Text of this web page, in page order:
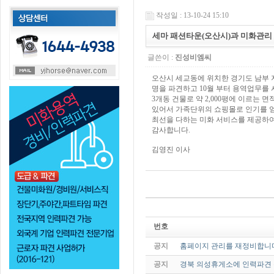
작성일 : 13-10-24 15:10
세마 패션타운(오산시)과 미화관리
글쓴이 : 진성비엠씨
오산시 세교동에 위치한 경기도 남부
명을 파견하고 10월 부터 용역업무를
3개동 건물로 약 2,000평에 이르는
있어서 가족단위의 쇼핑몰로 인기를
최선을 다하는 미화 서비스를 제공하
감사합니다.
김영진 이사
번호
공지 홈페이지 관리를 재정비합니
공지 경북 의성휴게소에 인력파